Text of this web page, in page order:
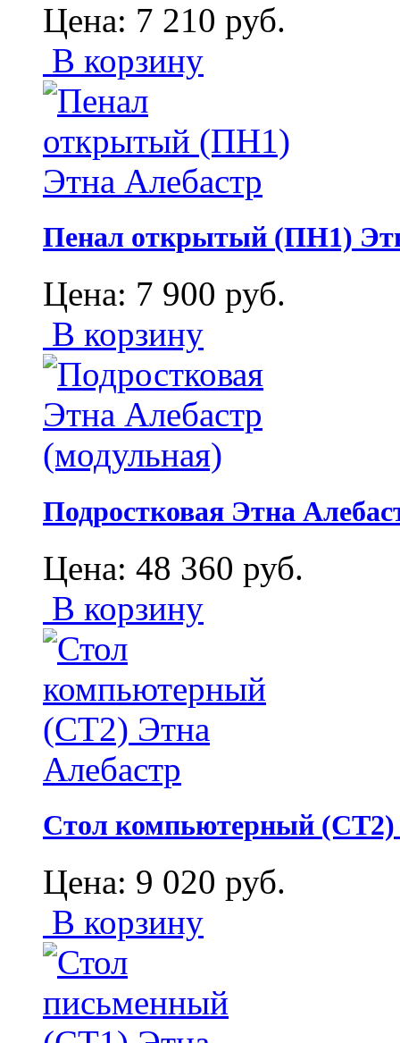
Цена: 7 210 руб.
В корзину
Пенал открытый (ПН1)
Цена: 7 900 руб.
В корзину
Подростковая Этна
Цена: 48 360 руб.
В корзину
Стол компьютерный (СТ2)
Цена: 9 020 руб.
В корзину